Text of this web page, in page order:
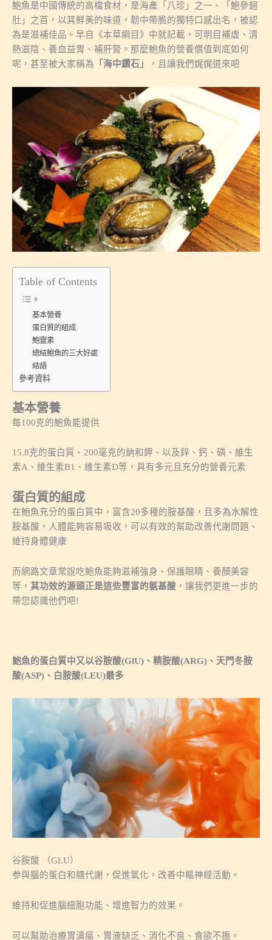
鮑魚是中國傳統的高檔食材，是海產「八珍」之一、「鮑參翅
肚」之首，以其鮮美的味道，韌中帶脆的獨特口感出名，被認
為是滋補佳品。早自《本草綱目》中就記載，可明目補虛、清
熱滋陰、養血益胃、補肝腎。那麼鮑魚的營養價值到底如何
呢，甚至被大家稱為 「海中鑽石」 ，且讓我們娓娓道來吧
Table of Contents
基本營養
蛋白質的組成
鮑靈素
總結鮑魚的三大好處
結語
參考資料
基本營養
每100克的鮑魚能提供
15.8克的蛋白質、200毫克的鈉和鉀、以及鋅、鈣、磷、維生
素A、維生素B1、維生素D等，具有多元且充分的營養元素
蛋白質的組成
在鮑魚充分的蛋白質中，富含20多種的胺基酸，且多為水解性
胺基酸，人體能夠容易吸收，可以有效的幫助改善代謝問題、
維持身體健康
而網路文章常說吃鮑魚能夠滋補強身、保護眼睛、養顏美容
等， 其功效的源頭正是這些豐富的氨基酸 ，讓我們更進一步的
帶您認識他們吧!
鮑魚的蛋白質中又以谷胺酸(GlU)、精胺酸(ARG)、天門冬胺
酸(ASP)、白胺酸(LEU)最多
谷胺酸 （GLU）
参與腦的蛋白和糖代謝，促進氧化，改善中樞神經活動。
維持和促進腦細胞功能、增進智力的效果。
可以幫助治療胃潰瘍、胃液缺乏、消化不良、食欲不振。